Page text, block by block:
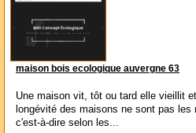
maison bois ecologique auvergne 63
Une maison vit, tôt ou tard elle vieillit
longévité des maisons ne sont pas
c'est-à-dire selon les...